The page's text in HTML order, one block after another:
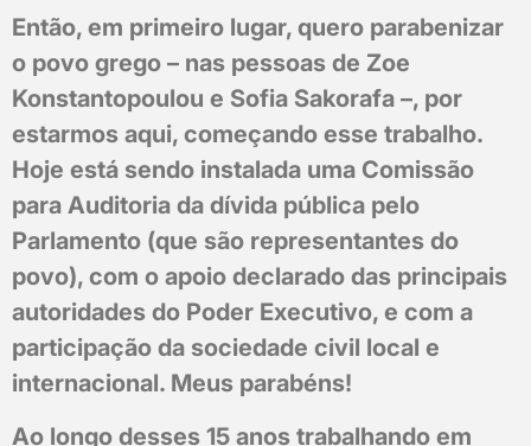
Então, em primeiro lugar, quero parabenizar
o povo grego – nas pessoas de Zoe
Konstantopoulou e Sofia Sakorafa –, por
estarmos aqui, começando esse trabalho.
Hoje está sendo instalada uma Comissão
para Auditoria da dívida pública pelo
Parlamento (que são representantes do
povo), com o apoio declarado das principais
autoridades do Poder Executivo, e com a
participação da sociedade civil local e
internacional. Meus parabéns!
Ao longo desses 15 anos trabalhando em